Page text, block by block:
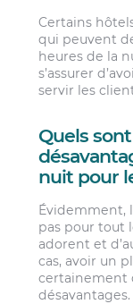
Certains
qui peuvent
heures de la
s’assurer
servir les
Quels
nuit pour
Évidemment,
pas pour tout
adorent et
cas, avoir un
certainement
désavantages.